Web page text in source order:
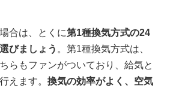
合は、とくに第1種換気方式の24
びましょう 。第1種換気方式は、
らもファンがついており、給気と
えます。 換気の効率がよく、空気